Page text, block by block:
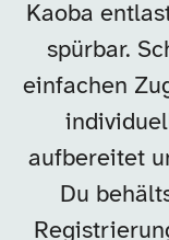
Kaoba
spürbar.
einfachen
aufbereitet
Du